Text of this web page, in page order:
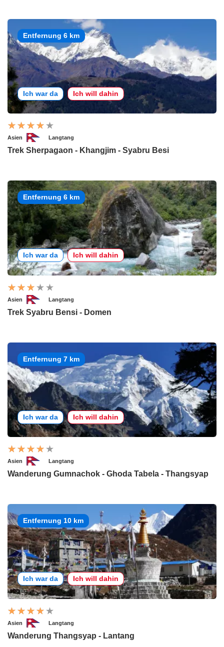
Entfernung 6 km
Ich war da Ich will dahin
Asien Langtang
Trek Sherpagaon - Khangjim - Syabru Besi
Entfernung 6 km
Ich war da Ich will dahin
Asien Langtang
Trek Syabru Bensi - Domen
Entfernung 7 km
Ich war da Ich will dahin
Asien Langtang
Wanderung Gumnachok - Ghoda Tabela - Thangsyap
Entfernung 10 km
Ich war da Ich will dahin
Asien Langtang
Wanderung Thangsyap - Lantang